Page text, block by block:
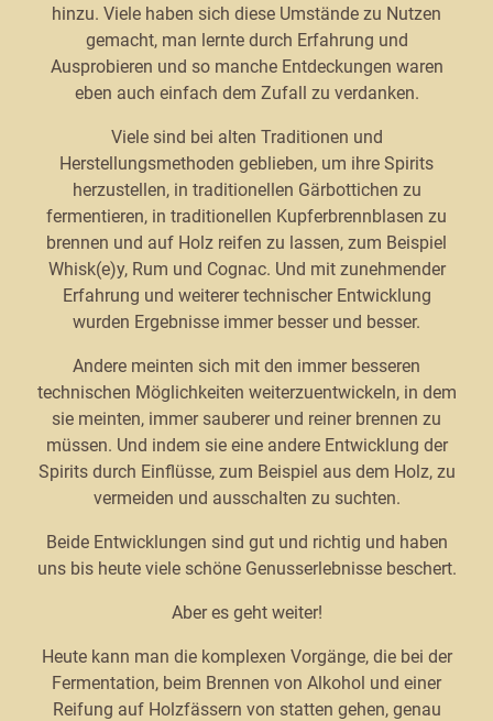
hinzu. Viele haben sich diese Umstände zu Nutzen
gemacht, man lernte durch Erfahrung und
Ausprobieren und so manche Entdeckungen waren
eben auch einfach dem Zufall zu verdanken.
Viele sind bei alten Traditionen und
Herstellungsmethoden geblieben, um ihre Spirits
herzustellen, in traditionellen Gärbottichen zu
fermentieren, in traditionellen Kupferbrennblasen zu
brennen und auf Holz reifen zu lassen, zum Beispiel
Whisk(e)y, Rum und Cognac. Und mit zunehmender
Erfahrung und weiterer technischer Entwicklung
wurden Ergebnisse immer besser und besser.
Andere meinten sich mit den immer besseren
technischen Möglichkeiten weiterzuentwickeln, in dem
sie meinten, immer sauberer und reiner brennen zu
müssen. Und indem sie eine andere Entwicklung der
Spirits durch Einflüsse, zum Beispiel aus dem Holz, zu
vermeiden und ausschalten zu suchten.
Beide Entwicklungen sind gut und richtig und haben
uns bis heute viele schöne Genusserlebnisse beschert.
Aber es geht weiter!
Heute kann man die komplexen Vorgänge, die bei der
Fermentation, beim Brennen von Alkohol und einer
Reifung auf Holzfässern von statten gehen, genau